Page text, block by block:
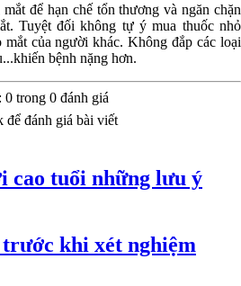
để hạn chế tổn thương và ngăn chặn
Tuyệt đối không tự ý mua thuốc nhỏ
của người khác. Không đắp các loại
bệnh nặng hơn.
0 trong 0 đánh giá
để đánh giá bài viết
cao tuổi những lưu ý
khi xét nghiệm